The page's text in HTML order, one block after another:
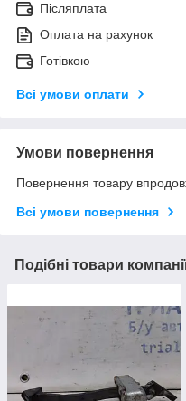
Післяплата
Оплата на рахунок
Готівкою
Всі умови оплати
Умови повернення
Повернення товару
Всі умови повернення
Подібні товари